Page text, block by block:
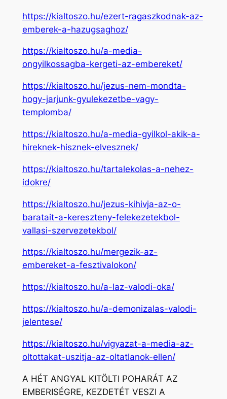
https://kialtoszo.hu/ezert-ragaszkodnak-az-
emberek-a-hazugsaghoz/
https://kialtoszo.hu/a-media-
ongyilkossagba-kergeti-az-embereket/
https://kialtoszo.hu/jezus-nem-mondta-
hogy-jarjunk-gyulekezetbe-vagy-
templomba/
https://kialtoszo.hu/a-media-gyilkol-akik-a-
hireknek-hisznek-elvesznek/
https://kialtoszo.hu/tartalekolas-a-nehez-
idokre/
https://kialtoszo.hu/jezus-kihivja-az-o-
baratait-a-kereszteny-felekezetekbol-
vallasi-szervezetekbol/
https://kialtoszo.hu/mergezik-az-
embereket-a-fesztivalokon/
https://kialtoszo.hu/a-laz-valodi-oka/
https://kialtoszo.hu/a-demonizalas-valodi-
jelentese/
https://kialtoszo.hu/vigyazat-a-media-az-
oltottakat-uszitja-az-oltatlanok-ellen/
A HÉT ANGYAL KITÖLTI POHARÁT AZ
EMBERISÉGRE, KEZDETÉT VESZI A